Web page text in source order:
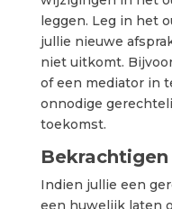
leggen. Leg in het
jullie nieuwe
niet uitkomt.
of een mediator in
onnodige
toekomst.
Indien jullie een
een huwelijk laten